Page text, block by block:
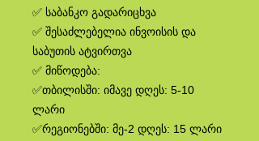
✅ საბანკო გადარიცხვა
✅ შესაძლებელია ინვოისის და
საბუთის ატვირთვა
✅ მიწოდება:
✅თბილისში: იმავე დღეს: 5-10
ლარი
✅რეგიონებში: მე-2 დღეს: 15 ლარი